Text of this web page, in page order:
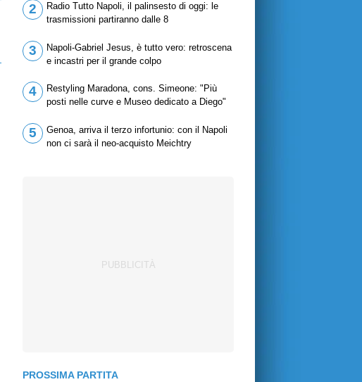
2
Radio Tutto Napoli, il palinsesto di oggi: le
trasmissioni partiranno dalle 8
3
Napoli-Gabriel Jesus, è tutto vero: retroscena
e incastri per il grande colpo
4
Restyling Maradona, cons. Simeone: "Più
posti nelle curve e Museo dedicato a Diego"
5
Genoa, arriva il terzo infortunio: con il Napoli
non ci sarà il neo-acquisto Meichtry
PROSSIMA PARTITA